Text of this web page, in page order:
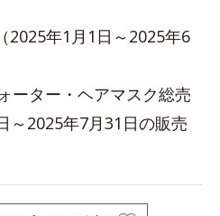
2025年1月1日～2025年6
ーター・ヘアマスク総売
～2025年7月31日の販売